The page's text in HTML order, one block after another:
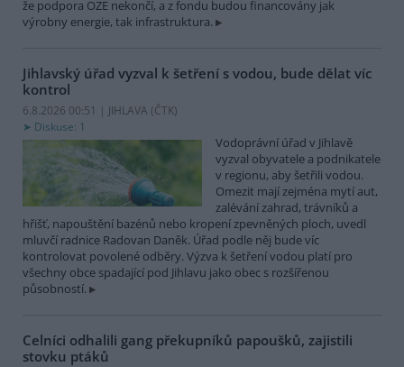
že podpora OZE nekončí, a z fondu budou financovány jak
výrobny energie, tak infrastruktura.
Jihlavský úřad vyzval k šetření s vodou, bude dělat víc
kontrol
6.8.2026 00:51 | JIHLAVA (ČTK)
Diskuse: 1
Vodoprávní úřad v Jihlavě
vyzval obyvatele a podnikatele
v regionu, aby šetřili vodou.
Omezit mají zejména mytí aut,
zalévání zahrad, trávníků a
hřišť, napouštění bazénů nebo kropení zpevněných ploch, uvedl
mluvčí radnice Radovan Daněk. Úřad podle něj bude víc
kontrolovat povolené odběry. Výzva k šetření vodou platí pro
všechny obce spadající pod Jihlavu jako obec s rozšířenou
působností.
Celníci odhalili gang překupníků papoušků, zajistili
stovku ptáků